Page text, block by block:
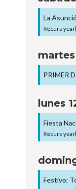
La
Recurs
martes
PRIMER
lunes
Fiesta
Recurs
Festivo: